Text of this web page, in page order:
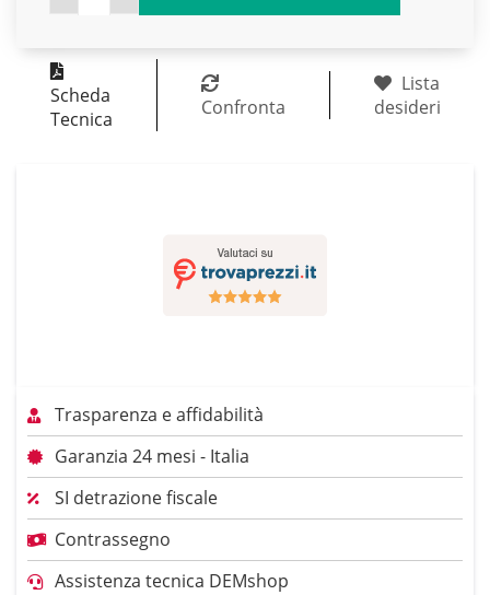
Scheda
Tecnica
Confronta
Lista
desideri
Trasparenza e affidabilità
Garanzia 24 mesi - Italia
SI detrazione fiscale
Contrassegno
Assistenza tecnica DEMshop